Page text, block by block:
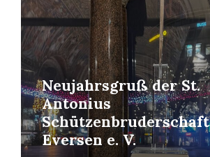
Neujahrsgruß der St.
Antonius
Schützenbruderschaft
Eversen e. V.